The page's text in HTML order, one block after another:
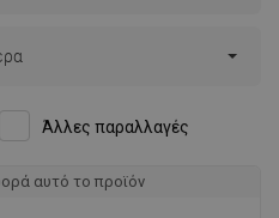
Άλλες παραλλαγές
αυτό το προϊόν